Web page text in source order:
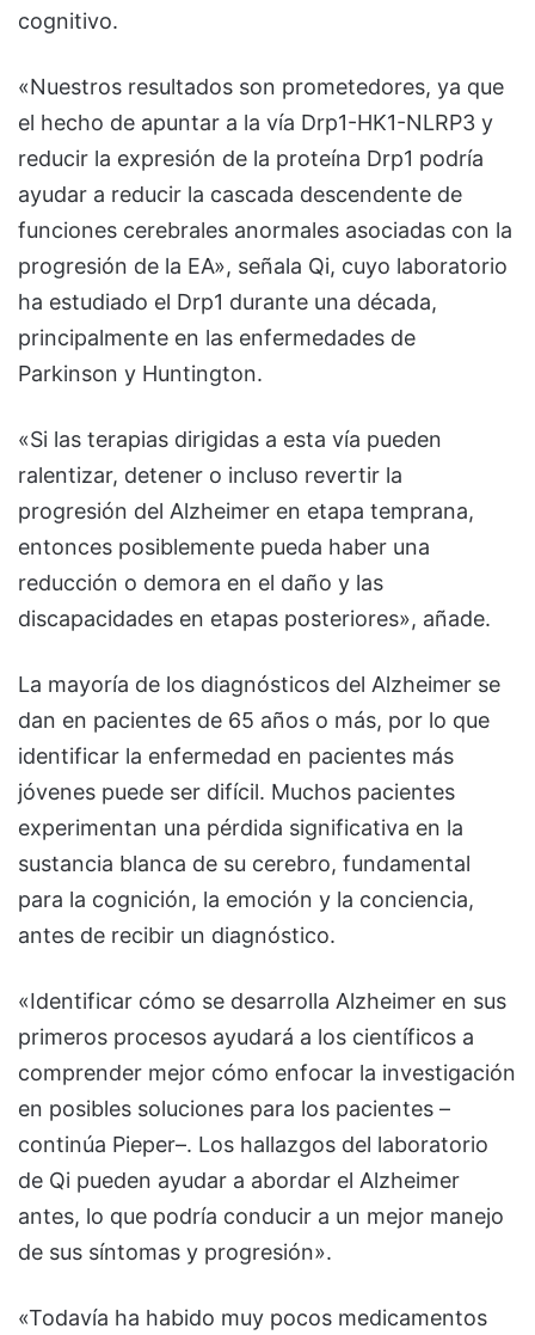
cognitivo.
«Nuestros resultados son prometedores, ya que
el hecho de apuntar a la vía Drp1-HK1-NLRP3 y
reducir la expresión de la proteína Drp1 podría
ayudar a reducir la cascada descendente de
funciones cerebrales anormales asociadas con la
progresión de la EA», señala Qi, cuyo laboratorio
ha estudiado el Drp1 durante una década,
principalmente en las enfermedades de
Parkinson y Huntington.
«Si las terapias dirigidas a esta vía pueden
ralentizar, detener o incluso revertir la
progresión del Alzheimer en etapa temprana,
entonces posiblemente pueda haber una
reducción o demora en el daño y las
discapacidades en etapas posteriores», añade.
La mayoría de los diagnósticos del Alzheimer se
dan en pacientes de 65 años o más, por lo que
identificar la enfermedad en pacientes más
jóvenes puede ser difícil. Muchos pacientes
experimentan una pérdida significativa en la
sustancia blanca de su cerebro, fundamental
para la cognición, la emoción y la conciencia,
antes de recibir un diagnóstico.
«Identificar cómo se desarrolla Alzheimer en sus
primeros procesos ayudará a los científicos a
comprender mejor cómo enfocar la investigación
en posibles soluciones para los pacientes –
continúa Pieper–. Los hallazgos del laboratorio
de Qi pueden ayudar a abordar el Alzheimer
antes, lo que podría conducir a un mejor manejo
de sus síntomas y progresión».
«Todavía ha habido muy pocos medicamentos